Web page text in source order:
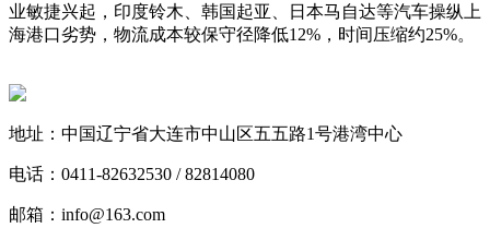
业敏捷兴起，印度铃木、韩国起亚、日本马自达等汽车操纵上
海港口劣势，物流成本较保守径降低12%，时间压缩约25%。
地址：中国辽宁省大连市中山区五五路1号港湾中心
电话：0411-82632530 / 82814080
邮箱：info@163.com